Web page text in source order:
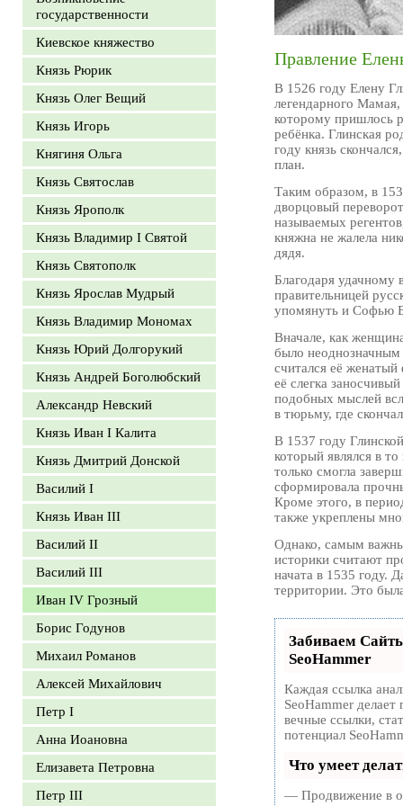
государственности
Киевское княжество
Князь Рюрик
Князь Олег Вещий
Князь Игорь
Княгиня Ольга
Князь Святослав
Князь Ярополк
Князь Владимир I Святой
Князь Святополк
Князь Ярослав Мудрый
Князь Владимир Мономах
Князь Юрий Долгорукий
Князь Андрей Боголюбский
Александр Невский
Князь Иван I Калита
Князь Дмитрий Донской
Василий I
Князь Иван III
Василий II
Василий III
Иван IV Грозный
Борис Годунов
Михаил Романов
Алексей Михайлович
Петр I
Анна Иоановна
Елизавета Петровна
Петр III
Правление
В 1526 году Елену
легендарного
которому пришлось
ребёнка. Глинская
году князь
план.
Таким образом, в
дворцовый
называемых
княжна не жалела
дядя.
Благодаря удачному
правительницей
упомянуть и Софью
Вначале, как
было
считался её
её слегка
подобных мыслей
в тюрьму, где
В 1537 году
который являлся в
только смогла
сформировала
Кроме этого, в
также укреплены
Однако, самым
историки считают
начата в 1535 году.
территории. Это
Забиваем
SeoHammer
Каждая ссылка
SeoHammer
вечные ссылки,
потенциал
Что умеет
— Продвижение в